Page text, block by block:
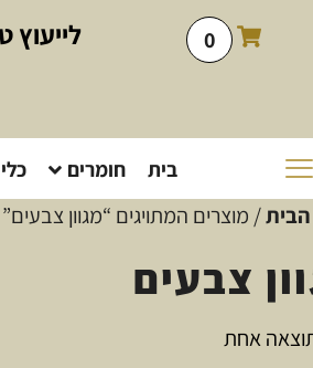
0 לייעוץ
בית חומרים
/ מוצרים המתויגים “מגוון צבעים”
צבעים
אחת